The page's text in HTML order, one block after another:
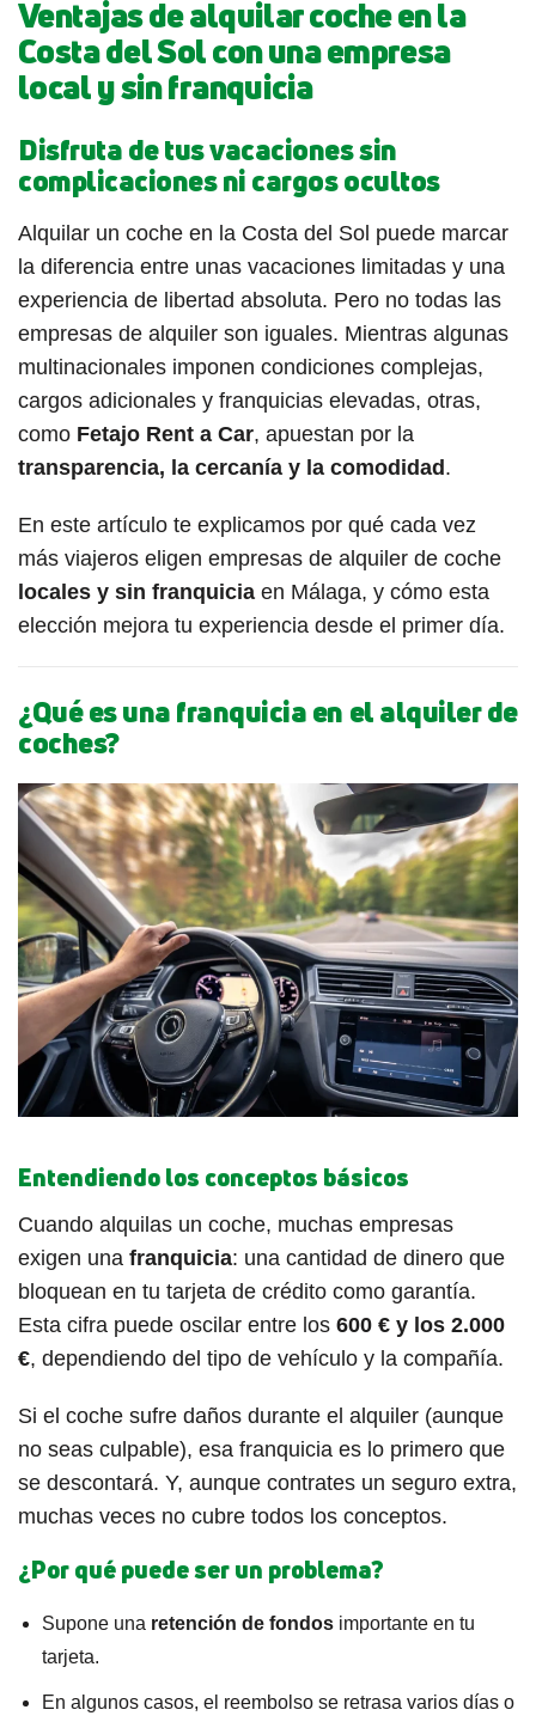
Ventajas de alquilar coche en la
Costa del Sol con una empresa
local y sin franquicia
Disfruta de tus vacaciones sin
complicaciones ni cargos ocultos
Alquilar un coche en la Costa del Sol puede marcar
la diferencia entre unas vacaciones limitadas y una
experiencia de libertad absoluta. Pero no todas las
empresas de alquiler son iguales. Mientras algunas
multinacionales imponen condiciones complejas,
cargos adicionales y franquicias elevadas, otras,
como Fetajo Rent a Car, apuestan por la
transparencia, la cercanía y la comodidad.
En este artículo te explicamos por qué cada vez
más viajeros eligen empresas de alquiler de coche
locales y sin franquicia en Málaga, y cómo esta
elección mejora tu experiencia desde el primer día.
¿Qué es una franquicia en el alquiler de
coches?
Entendiendo los conceptos básicos
Cuando alquilas un coche, muchas empresas
exigen una franquicia: una cantidad de dinero que
bloquean en tu tarjeta de crédito como garantía.
Esta cifra puede oscilar entre los 600 € y los 2.000
€, dependiendo del tipo de vehículo y la compañía.
Si el coche sufre daños durante el alquiler (aunque
no seas culpable), esa franquicia es lo primero que
se descontará. Y, aunque contrates un seguro extra,
muchas veces no cubre todos los conceptos.
¿Por qué puede ser un problema?
Supone una retención de fondos importante en tu
tarjeta.
En algunos casos, el reembolso se retrasa varios días o